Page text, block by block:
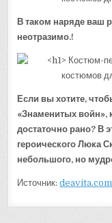
В таком наряде ваш
неотразимо.!
Если вы хотите,
«Знаменитых войн»,
достаточно рано? В
героического Люка
небольшого, но
Источник:deavita.com